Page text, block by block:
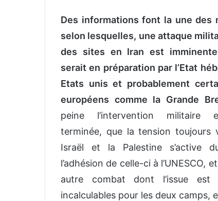
v
o
r
u
o
u
e
l
Des informations font la une des
selon lesquelles, une attaque
des sites en Iran est
serait en préparation par l’Etat
Etats unis et probablement
européens comme la Grande
peine l’intervention militaire
terminée, que la tension toujours
Israël et la Palestine s’active
l’adhésion de celle-ci à
autre combat dont l’issue est
incalculables pour les deux camps,